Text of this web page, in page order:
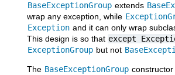
BaseExceptionGroup extends
wrap any exception, while
Exception and it can only wrap
This design is so that except
ExceptionGroup but not
The BaseExceptionGroup